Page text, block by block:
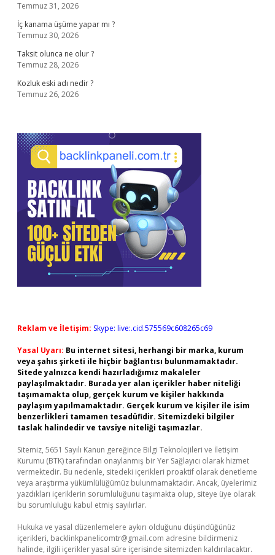
Temmuz 31, 2026
İç kanama üşüme yapar mı ?
Temmuz 30, 2026
Taksit olunca ne olur ?
Temmuz 28, 2026
Kozluk eski adı nedir ?
Temmuz 26, 2026
Reklam ve İletişim: Skype: live:.cid.575569c608265c69
Yasal Uyarı: Bu internet sitesi, herhangi bir marka, kurum
veya şahıs şirketi ile hiçbir bağlantısı bulunmamaktadır.
Sitede yalnızca kendi hazırladığımız makaleler
paylaşılmaktadır. Burada yer alan içerikler haber niteliği
taşımamakta olup, gerçek kurum ve kişiler hakkında
paylaşım yapılmamaktadır. Gerçek kurum ve kişiler ile isim
benzerlikleri tamamen tesadüfidir. Sitemizdeki bilgiler
taslak halindedir ve tavsiye niteliği taşımazlar.
Sitemiz, 5651 Sayılı Kanun gereğince Bilgi Teknolojileri ve İletişim
Kurumu (BTK) tarafından onaylanmış bir Yer Sağlayıcı olarak hizmet
vermektedir. Bu nedenle, sitedeki içerikleri proaktif olarak denetleme
veya araştırma yükümlülüğümüz bulunmamaktadır. Ancak, üyelerimiz
yazdıkları içeriklerin sorumluluğunu taşımakta olup, siteye üye olarak
bu sorumluluğu kabul etmiş sayılırlar.
Hukuka ve yasal düzenlemelere aykırı olduğunu düşündüğünüz
içerikleri, backlinkpanelicomtr@gmail.com adresine bildirmeniz
halinde, ilgili içerikler yasal süre içerisinde sitemizden kaldırılacaktır.